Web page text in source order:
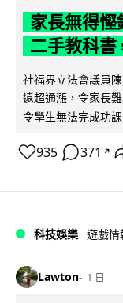
家長無得慳
二手教科書
社福界立法會議員
遠超通漲，令家長
令學生無法完成功
935 371 ↗
科技娛樂 遊戲情
Lawton 1 日